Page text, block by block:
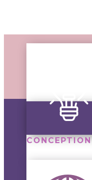
CONCEPTION